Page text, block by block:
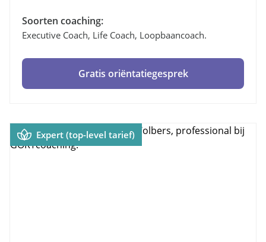
Soorten coaching:
Executive Coach, Life Coach, Loopbaancoach.
Gratis oriëntatiegesprek
Expert (top-level tarief)